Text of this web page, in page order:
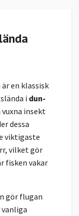
är en klassisk
i dun-
insekt
dessa
viktigaste
vilket gör
fisken vakar
gör flugan